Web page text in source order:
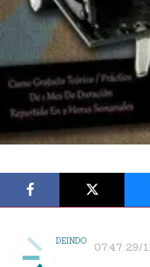
DEINDO 07:47 29/